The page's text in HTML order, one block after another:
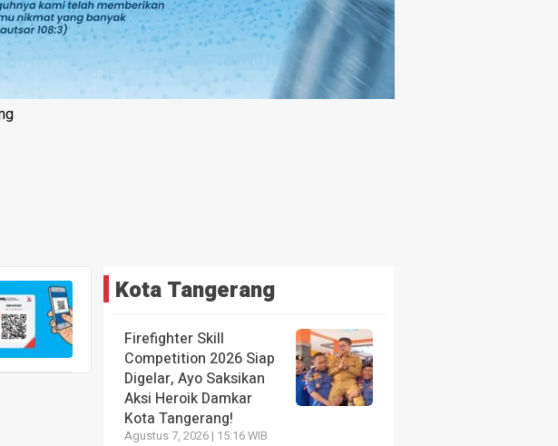
Kota Tangerang
Firefighter Skill
Competition 2026 Siap
Digelar, Ayo Saksikan
Aksi Heroik Damkar
Kota Tangerang!
Agustus 7, 2026 | 15:16 WIB